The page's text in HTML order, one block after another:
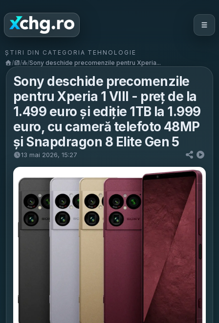
ȘTIRI DIN CATEGORIA TEHNOLOGIE
/
/ /Sony deschide precomenzile pentru Xperia...
Sony deschide precomenzile
pentru Xperia 1 VIII - preț de la
1.499 euro și ediție 1TB la 1.999
euro, cu cameră telefoto 48MP
și Snapdragon 8 Elite Gen 5
13 mai 2026, 15:27